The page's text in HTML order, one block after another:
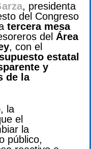
, presidenta
del Congreso
tercera mesa
del Área
, con el
estatal
y
de la
la
el
la
público,